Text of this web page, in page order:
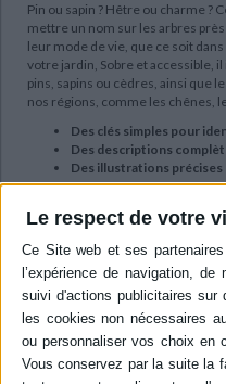
Le respect de votre
Pin ou sapin ? Hêtre ou charme ?
mettre un nom sur les arbres
leur mode de vie, que ce soit dans
votre jardin, Sobre et accessible,
pins, sapins ou cèdres, ainsi que
nos régions, comme les chênes,
Des clés simples pour
Des descriptions
Des illustrations précises
Dossiers